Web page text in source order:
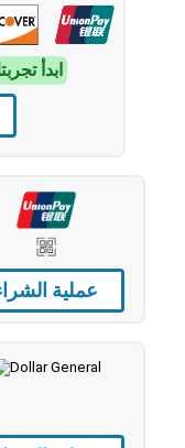
ابدأ
عملية